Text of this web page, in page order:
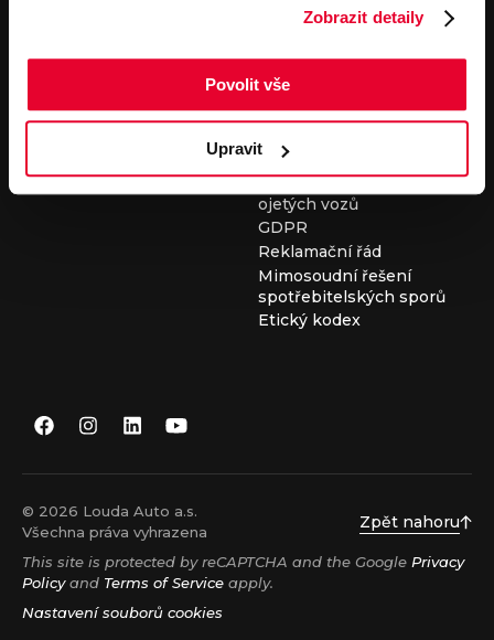
Zobrazit detaily
Povolit vše
Upravit
Všeobecné obchodní
podmínky pro online
vozidel
Všeobecné obchodní
podmínky pro provádění
servisních prací
Všeobecné obchodní
podmínky při nákupu
ojetých vozů
GDPR
Reklamační řád
Mimosoudní řešení
spotřebitelských sporů
Etický kodex
© 2026 Louda Auto a.s.
Všechna práva vyhrazena
Zpět nahoru
This site is protected by reCAPTCHA and the Google Privacy
Policyand Terms of Service apply.
Nastavení souborů cookies